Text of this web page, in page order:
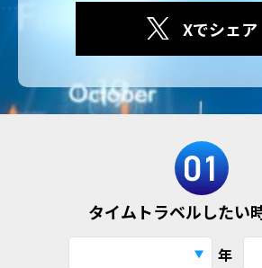
Xでシェア
タイムトラベルしたい
年